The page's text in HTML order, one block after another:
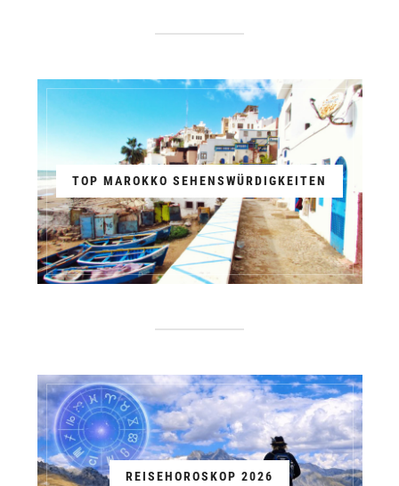
TOP MAROKKO SEHENSWÜRDIGKEITEN
REISEHOROSKOP 2026